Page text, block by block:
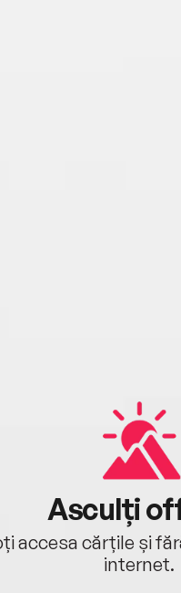
Asculți
accesa cărțile și
internet.